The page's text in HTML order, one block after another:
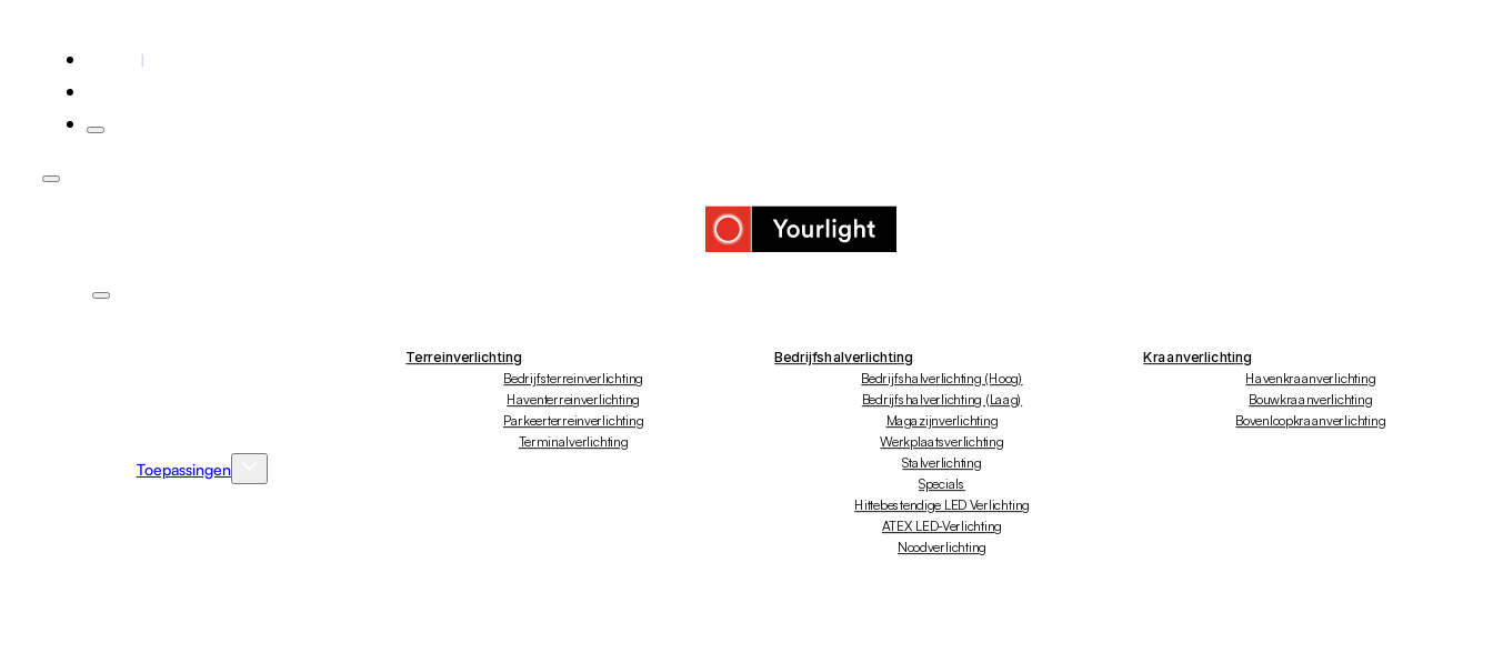
Toepassingen
Terreinverlichting
Bedrijfsterreinverlichting
Haventerreinverlichting
Parkeerterreinverlichting
Terminalverlichting
Bedrijfshalverlichting
Bedrijfshalverlichting (hoog)
Bedrijfshalverlichting (laag)
Magazijnverlichting
Werkplaatsverlichting
Stalverlichting
Specials
Hittebestendige LED Verlichting
ATEX LED-Verlichting
Noodverlichting
Kraanverlichting
Havenkraanverlichting
Bouwkraanverlichting
Bovenloopkraanverlichting